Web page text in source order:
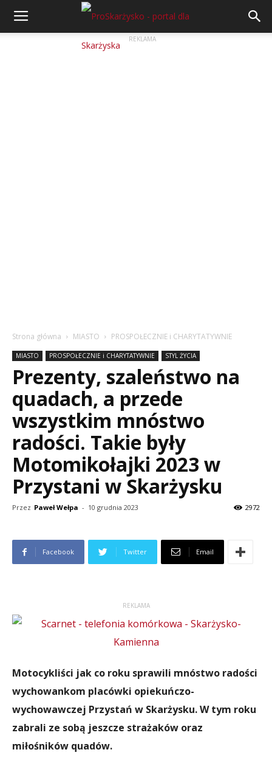
REKLAMA
Strona główna MIASTO PROSPOŁECZNIE i CHARYTATYWNIE
MIASTO PROSPOŁECZNIE i CHARYTATYWNIE STYL ŻYCIA
Prezenty, szaleństwo na
quadach, a przede
wszystkim mnóstwo
radości. Takie były
Motomikołajki 2023 w
Przystani w Skarżysku
Przez Paweł Wełpa - 10 grudnia 2023 2972
Facebook Twitter Email
REKLAMA
Motocykliści jak co roku sprawili mnóstwo radości
wychowankom placówki opiekuńczo-
wychowawczej Przystań w Skarżysku. W tym roku
zabrali ze sobą jeszcze strażaków oraz
miłośników quadów.